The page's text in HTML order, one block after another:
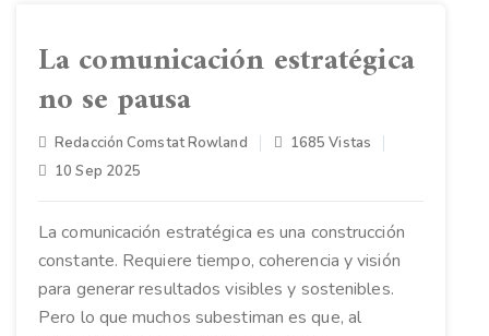
La comunicación estratégica
no se pausa
Redacción Comstat Rowland
1685 Vistas
10 Sep 2025
La comunicación estratégica es una construcción
constante. Requiere tiempo, coherencia y visión
para generar resultados visibles y sostenibles.
Pero lo que muchos subestiman es que, al